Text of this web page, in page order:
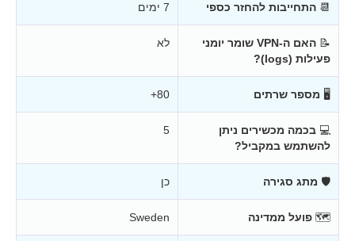
📆 התחייבות להחזר כספי 7 ימים
📝
האם ה-VPN שומר יומני
פעילות (logs)?
לא
🖥 מספר שרתים 80+
💻 בכמה מכשירים ניתן
להשתמש במקביל?
5
🛡 מתג סגירה כן
🗺 פועל ממדינה Sweden